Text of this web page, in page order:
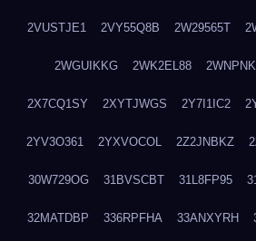
2VUSTJE1 2VY55Q8B 2W29565T
2WGUIKKG 2WK2EL88
2X7CQ1SY 2XYTJWGS 2Y7I1IC2
2YV3O361 2YXVOCOL 2Z2JNBKZ
30W729OG 31BVSCBT 31L8FP95
32MATDBP 336RPFHA 33ANXYRH